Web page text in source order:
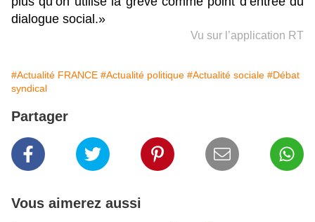
dialogue social.»
Vu sur l’application RT
#Actualité FRANCE #Actualité politique #Actualité sociale #Débat
syndical
Partager
Vous aimerez aussi